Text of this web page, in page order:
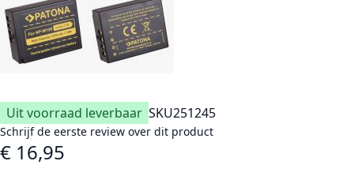
Uit voorraad leverbaar SKU251245
Schrijf de eerste review over dit product
€ 16,95